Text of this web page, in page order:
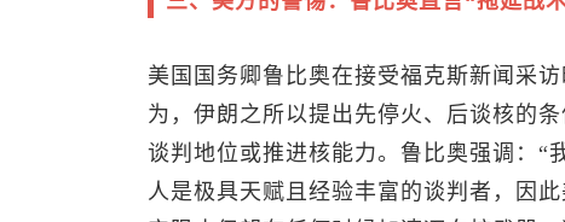
美国国务卿鲁比奥在接受福克斯新闻采
为，伊朗之所以提出先停火、后谈核的
谈判地位或推进核能力。鲁比奥强调：“
人是极具天赋且经验丰富的谈判者，因